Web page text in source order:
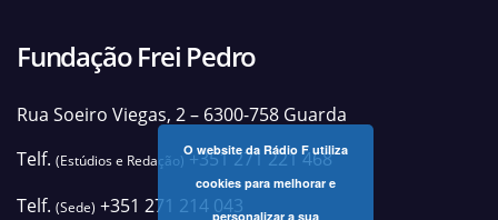
Fundação Frei Pedro
Rua Soeiro Viegas, 2 – 6300-758 Guarda
Telf. (Estúdios e Redação)+351 271 221 468
Telf. (Sede) +351 271 214 043
O website da Rádio F utiliza
cookies para melhorar e
personalizar a sua